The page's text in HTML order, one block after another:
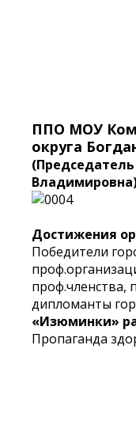
ППО МОУ
округа
Достижения
Победители
проф.членства,
дипломанты
«Изюминки»
Пропаганда